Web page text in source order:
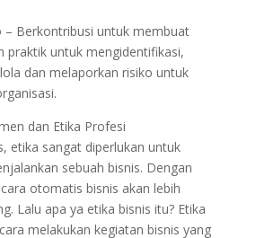
– Berkontribusi untuk membuat
praktik untuk mengidentifikasi,
dan melaporkan risiko untuk
dan Etika Profesi
etika sangat diperlukan untuk
sebuah bisnis. Dengan
otomatis bisnis akan lebih
Lalu apa ya etika bisnis itu? Etika
melakukan kegiatan bisnis yang